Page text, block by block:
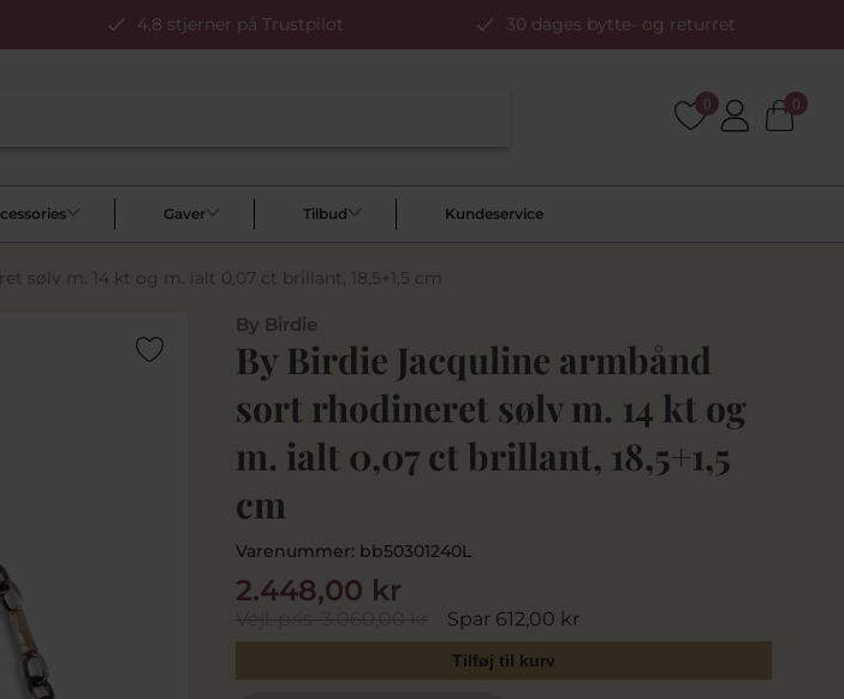
4,8 stjerner på Trustpilot 30 dages bytte- og returret
0 0
Gaver Tilbud Kundeservice
sølv m. 14 kt og m. ialt 0,07 ct brillant, 18,5+1,5 cm
By Birdie
By Birdie Jacquline armbånd
sort rhodineret sølv m. 14 kt og
m. ialt 0,07 ct brillant, 18,5+1,5
cm
Varenummer: bb50301240L
Vejl. pris3.060,00 kr Spar 612,00 kr
2.448,00 kr
Tilføj til kurv